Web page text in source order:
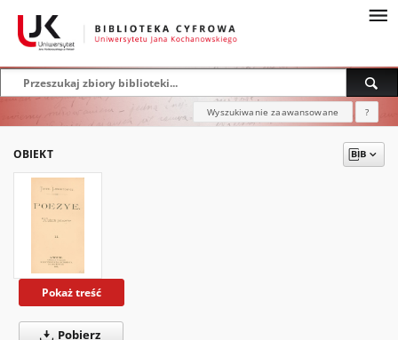
Wyszukiwanie zaawansowane ?
OBIEKT
Pokaż treść
Pobierz